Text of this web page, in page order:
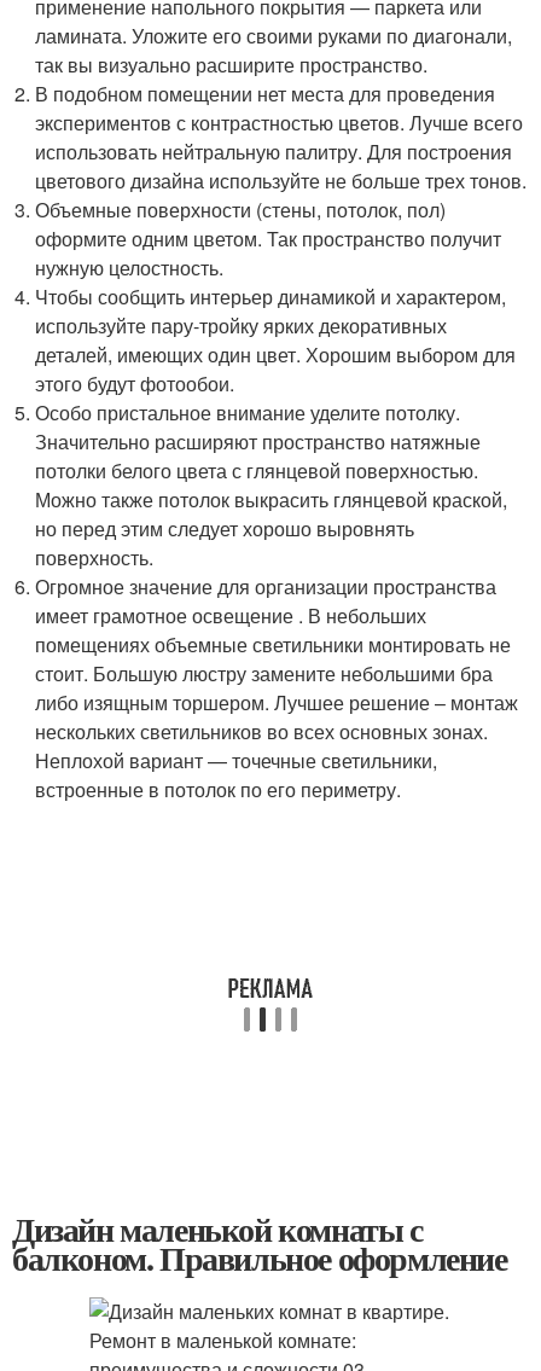
применение напольного покрытия — паркета или
ламината. Уложите его своими руками по диагонали,
так вы визуально расширите пространство.
В подобном помещении нет места для проведения
экспериментов с контрастностью цветов. Лучше всего
использовать нейтральную палитру. Для построения
цветового дизайна используйте не больше трех тонов.
Объемные поверхности (стены, потолок, пол)
оформите одним цветом. Так пространство получит
нужную целостность.
Чтобы сообщить интерьер динамикой и характером,
используйте пару-тройку ярких декоративных
деталей, имеющих один цвет. Хорошим выбором для
этого будут фотообои.
Особо пристальное внимание уделите потолку.
Значительно расширяют пространство натяжные
потолки белого цвета с глянцевой поверхностью.
Можно также потолок выкрасить глянцевой краской,
но перед этим следует хорошо выровнять
поверхность.
Огромное значение для организации пространства
имеет грамотное освещение . В небольших
помещениях объемные светильники монтировать не
стоит. Большую люстру замените небольшими бра
либо изящным торшером. Лучшее решение – монтаж
нескольких светильников во всех основных зонах.
Неплохой вариант — точечные светильники,
встроенные в потолок по его периметру.
Дизайн маленькой комнаты с
балконом. Правильное оформление